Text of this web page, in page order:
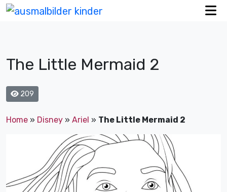
The Little Mermaid 2
209
Home » Disney » Ariel » The Little Mermaid 2